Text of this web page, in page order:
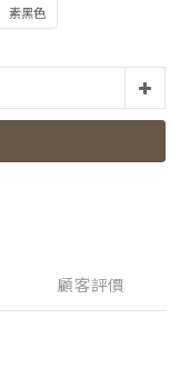
素黑色
顧客評價